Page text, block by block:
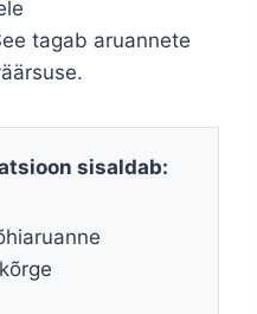
tagab aruannete
sisaldab: